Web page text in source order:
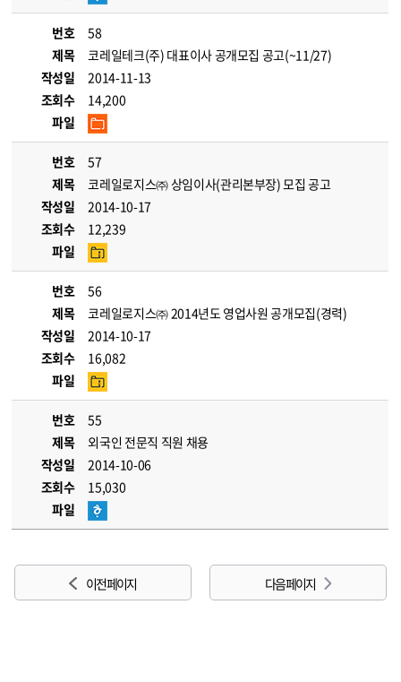
번호
58
제목
코레일테크(주) 대표이사 공개모집 공고(~11/27)
작성일
2014-11-13
조회수
14,200
파일
번호
57
제목
코레일로지스㈜ 상임이사(관리본부장) 모집 공고
작성일
2014-10-17
조회수
12,239
파일
번호
56
제목
코레일로지스㈜ 2014년도 영업사원 공개모집(경력)
작성일
2014-10-17
조회수
16,082
파일
번호
55
제목
외국인 전문직 직원 채용
작성일
2014-10-06
조회수
15,030
파일
이전 페이지 다음 페이지